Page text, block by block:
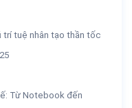
trí tuệ nhân tạo thần tốc
Từ Notebook đến